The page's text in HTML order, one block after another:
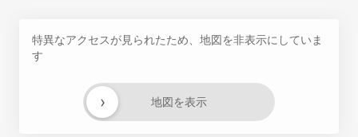
特異なアクセスが見られたため、地図を非表示にしていま
す
地図を表示
›